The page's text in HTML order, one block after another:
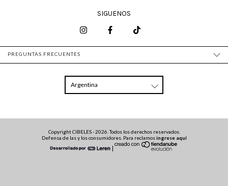
SIGUENOS
PREGUNTAS FRECUENTES
Copyright CIBELES - 2026. Todos los derechos reservados.
Defensa de las y los consumidores. Para reclamosingrese aquí
|